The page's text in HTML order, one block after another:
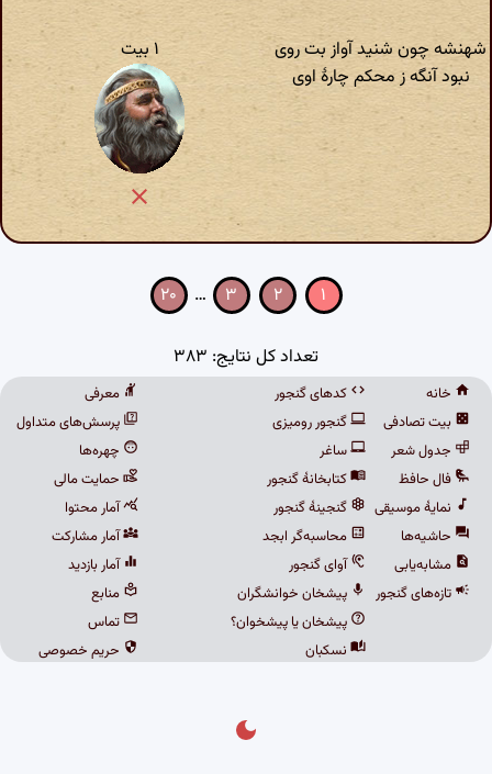
شهنشه چون شنید آواز بت روی
نبود آنگه ز محکم چارهٔ اوی
۱ بیت
۱ ۲ ۳ … ۲۰
تعداد کل نتایج: ۳۸۳
خانه
بیت تصادفی
جدول شعر
فال حافظ
نمایهٔ موسیقی
حاشیه‌ها
مشابه‌یابی
تازه‌های گنجور
کدهای گنجور
گنجور رومیزی
ساغر
کتابخانهٔ گنجور
گنجینهٔ گنجور
محاسبه‌گر ابجد
آوای گنجور
پیشخان خوانشگران
پیشخان یا پیشخوان؟
نسکبان
معرفی
پرسش‌های متداول
چهره‌ها
حمایت مالی
آمار محتوا
آمار مشارکت
آمار بازدید
منابع
تماس
حریم خصوصی